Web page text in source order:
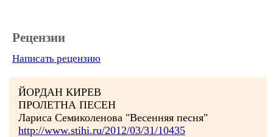
Рецензии
Написать рецензию
ЙОРДАН КИРЕВ
ПРОЛЕТНА ПЕСЕН
Лариса Семиколенова "Весенняя песня"
http://www.stihi.ru/2012/03/31/10435